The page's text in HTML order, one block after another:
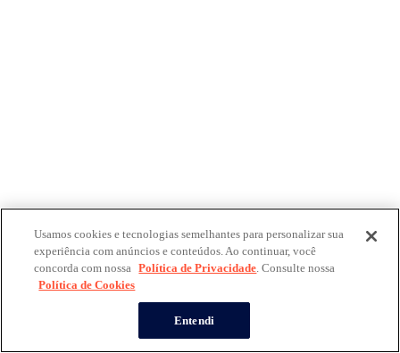
Usamos cookies e tecnologias semelhantes para personalizar sua
experiência com anúncios e conteúdos. Ao continuar, você
concorda com nossa Política de Privacidade. Consulte nossa
Política de Cookies
Entendi